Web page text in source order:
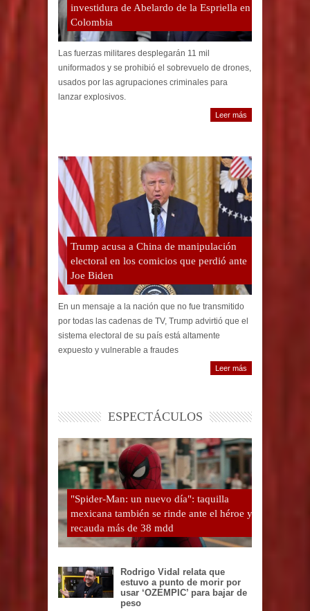
investidura de Abelardo de la Espriella en
Colombia
Las fuerzas militares desplegarán 11 mil
uniformados y se prohibió el sobrevuelo de drones,
usados por las agrupaciones criminales para
lanzar explosivos.
Leer más
Trump acusa a China de manipulación
electoral en los comicios que perdió ante
Joe Biden
En un mensaje a la nación que no fue transmitido
por todas las cadenas de TV, Trump advirtió que el
sistema electoral de su país está altamente
expuesto y vulnerable a fraudes
Leer más
ESPECTÁCULOS
"Spider-Man: un nuevo día": taquilla
mexicana también se rinde ante el héroe y
recauda más de 38 mdd
Rodrigo Vidal relata que
estuvo a punto de morir por
usar ‘OZEMPIC’ para bajar de
peso